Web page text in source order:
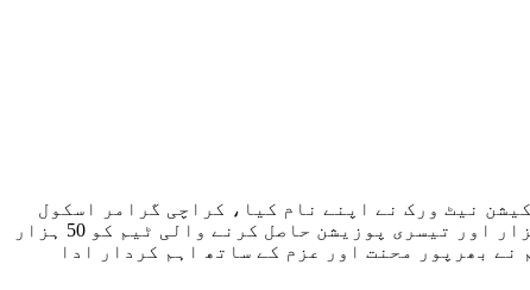
نیٹ ورک نے اپنے نام کیا، کراچی گرامر اسکول
دوسری اور نیکسر کالج تیسری پوزیشن پر رہا۔ منور علی میسر نے فاتح ٹیم کو ایک لاکھ روپے، رنر اپ ٹیم کو 75 ہزار اور تیسری پوزیشن حاصل کرنے والی ٹیم کو 50 ہزار
بھرپور محنت اور عزم کے ساتھ اہم کردار ادا